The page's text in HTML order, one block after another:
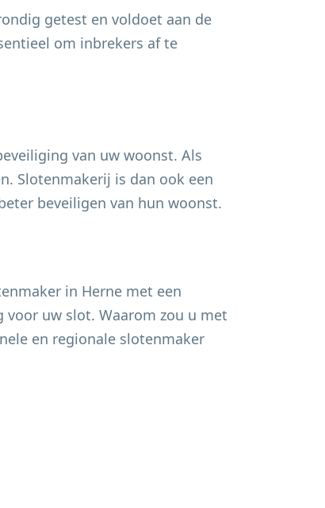
getest en voldoet aan de
om inbrekers af te
van uw woonst. Als
Slotenmakerij is dan ook een
beveiligen van hun woonst.
in Herne met een
uw slot. Waarom zou u met
en regionale slotenmaker